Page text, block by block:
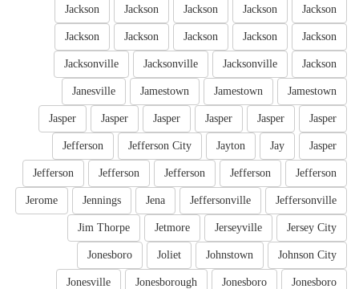
Jackson
Jackson
Jackson
Jackson
Jackson
Jackson
Jackson
Jackson
Jackson
Jackson
Jackson
Jacksonville
Jacksonville
Jacksonville
Jamestown
Jamestown
Jamestown
Janesville
Jasper
Jasper
Jasper
Jasper
Jasper
Jasper
Jasper
Jay
Jayton
Jefferson City
Jefferson
Jefferson
Jefferson
Jefferson
Jefferson
Jefferson
Jeffersonville
Jeffersonville
Jena
Jennings
Jerome
Jersey City
Jerseyville
Jetmore
Jim Thorpe
Johnson City
Johnstown
Joliet
Jonesboro
Jonesboro
Jonesboro
Jonesborough
Jonesville